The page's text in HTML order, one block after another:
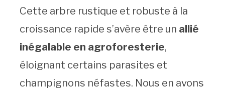
Cette arbre rustique et robuste à la
croissance rapide s’avère être un allié
inégalable en agroforesterie,
éloignant certains parasites et
champignons néfastes. Nous en avons